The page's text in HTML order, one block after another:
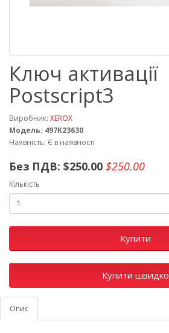
Ключ активації
Postscript3
Виробник: XEROX
Модель: 497K23630
Наявність: Є в наявності
Без ПДВ: $250.00 $250.00
Кількість
Купити
Купити швидко
Опис